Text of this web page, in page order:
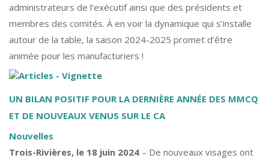
administrateurs de l’exécutif ainsi que des présidents et
membres des comités. À en voir la dynamique qui s’installe
autour de la table, la saison 2024-2025 promet d’être
animée pour les manufacturiers !
UN BILAN POSITIF POUR LA DERNIÈRE ANNÉE DES MMCQ
ET DE NOUVEAUX VENUS SUR LE CA
Nouvelles
Trois-Rivières, le 18 juin 2024 – De nouveaux visages ont